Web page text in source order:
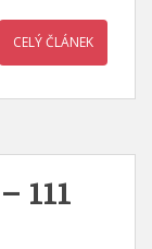
CELÝ ČLÁNEK
111